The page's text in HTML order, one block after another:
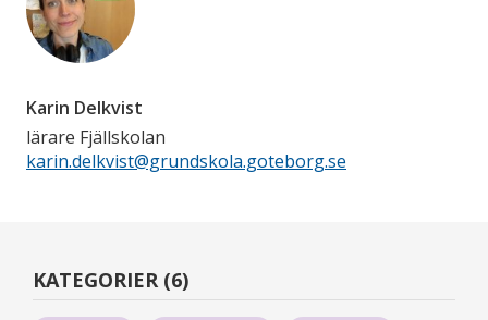
Karin Delkvist
lärare Fjällskolan
karin.delkvist@grundskola.goteborg.se
KATEGORIER (6)